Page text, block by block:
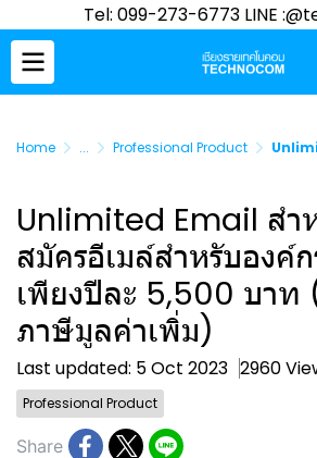
Tel: 099-273-6773 LINE
Home ... Professional Product Unlimited Email สำหรับอ
Unlimited Email สำ
สมัครอีเมล์สำหรับองค์ก
เพียงปีละ 5,500 บาท
ภาษีมูลค่าเพิ่ม)
Last updated: 5 Oct 2023 2960
Professional Product
Share